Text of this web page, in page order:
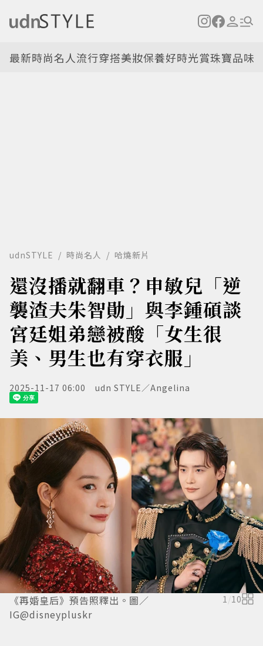
最新時尚名人流行穿搭美妝保養好時光賞珠寶品味
udnSTYLE 時尚名人 哈燒新片
還沒播就翻車？申敏兒「逆
襲渣夫朱智勛」與李鍾碩談
宮廷姐弟戀被酸「女生很
美、男生也有穿衣服」
2025-11-17 06:00 udn STYLE／Angelina
《再婚皇后》預告照釋出。圖／
IG@disneypluskr
1/10